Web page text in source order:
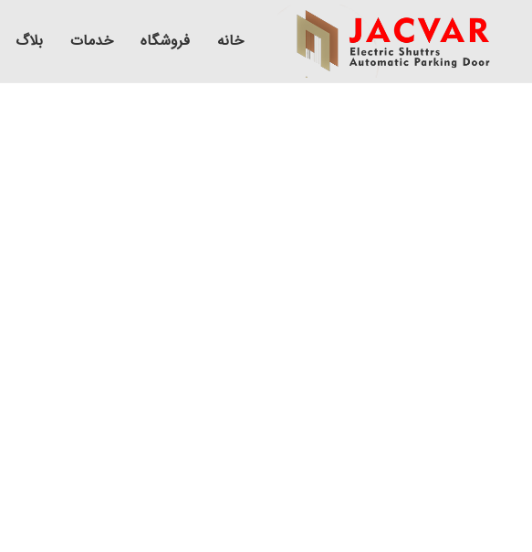
خانه فروشگاه خدمات بلاگ